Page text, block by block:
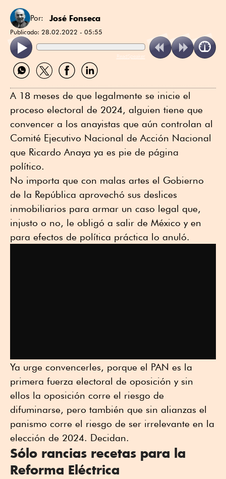
Por: José Fonseca
Publicado: 28.02.2022 - 05:55
ReadSpeaker
Compartir
por
Compartir
por
Compartir
por
Compartir
por
A 18 meses de que legalmente se inicie el
proceso electoral de 2024, alguien tiene que
convencer a los anayistas que aún controlan al
Comité Ejecutivo Nacional de Acción Nacional
que Ricardo Anaya ya es pie de página
político.
No importa que con malas artes el Gobierno
de la República aprovechó sus deslices
inmobiliarios para armar un caso legal que,
injusto o no, le obligó a salir de México y en
para efectos de política práctica lo anuló.
Ya urge convencerles, porque el PAN es la
primera fuerza electoral de oposición y sin
ellos la oposición corre el riesgo de
difuminarse, pero también que sin alianzas el
panismo corre el riesgo de ser irrelevante en la
elección de 2024. Decidan.
Sólo rancias recetas para la
Reforma Eléctrica